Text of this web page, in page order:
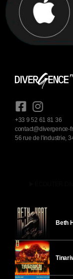
+33 9 52 61 81 36
contact@divergence-
56 rue de l'industrie,
Beth